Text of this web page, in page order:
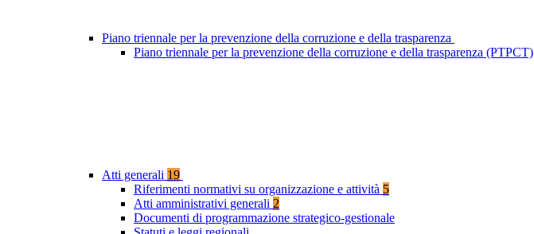
Piano triennale per la prevenzione della corruzione e della trasparenza
Piano triennale per la prevenzione della corruzione e della trasparenza (PTPCT)
Atti generali 19
Riferimenti normativi su organizzazione e attività 5
Atti amministrativi generali 2
Documenti di programmazione strategico-gestionale